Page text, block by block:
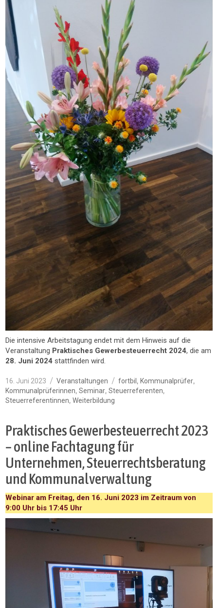
Die intensive Arbeitstagung endet mit dem Hinweis auf die
Veranstaltung Praktisches Gewerbesteuerrecht 2024, die am
28. Juni 2024 stattfinden wird.
Veröffentlicht
am
16. Juni 2023 Kategorien
Veranstaltungen Schlagwörter
fortbil ,Kommunalprüfer,
Kommunalprüferinnen,Seminar,Steuerreferenten,
Steuerreferentinnen,Weiterbildung
Praktisches Gewerbesteuerrecht 2023
– online Fachtagung für
Unternehmen, Steuerrechtsberatung
und Kommunalverwaltung
Webinar am Freitag, den 16. Juni 2023 im Zeitraum von
9:00 Uhr bis 17:45 Uhr